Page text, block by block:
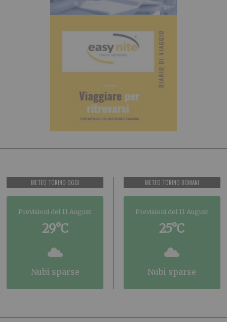
METEO TORINO OGGI
Previsioni del 11 August
29°C
nubi sparse
METEO TORINO DOMANI
Previsioni del 11 August
25°C
nubi sparse